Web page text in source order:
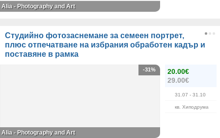
Alia - Photography and Art
Студийно фотозаснемане за семеен портрет,
плюс отпечатване на избрания обработен кадър и
поставяне в рамка
20.00€
29.00€
31.07 - 31.10
кв. Хиподрума
-31%
Alia - Photography and Art